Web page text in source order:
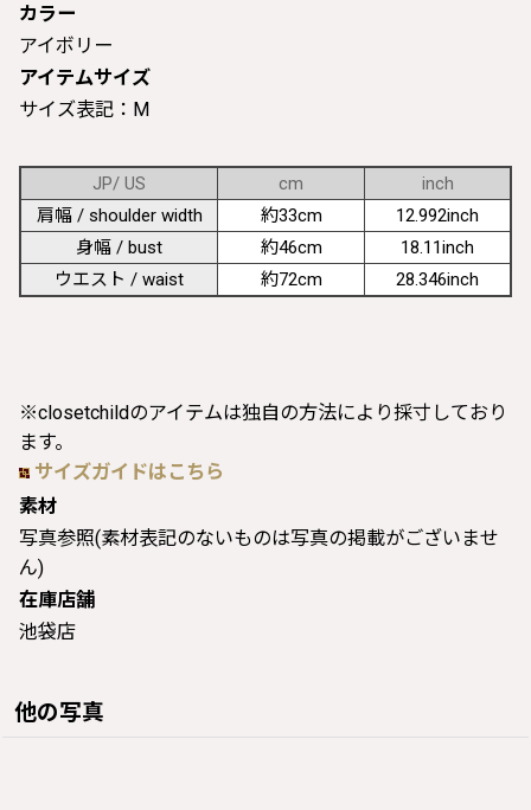
カラー
アイボリー
アイテムサイズ
サイズ表記：M
JP/ US cm
inch
肩幅 / shoulder width
約33cm
12.992inch
身幅 / bust
約46cm
18.11inch
ウエスト / waist
約72cm 28.346inch
※closetchildのアイテムは独自の方法により採寸しており
ます。
サイズガイドはこちら
素材
写真参照(素材表記のないものは写真の掲載がございませ
ん)
在庫店舗
池袋店
他の写真